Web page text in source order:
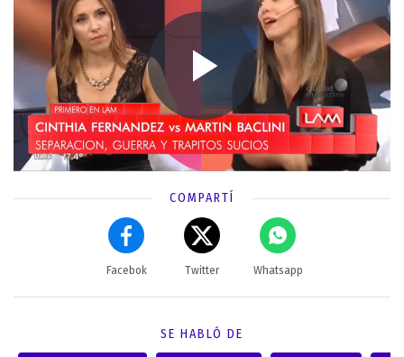
COMPARTÍ
Facebok Twitter Whatsapp
SE HABLÓ DE